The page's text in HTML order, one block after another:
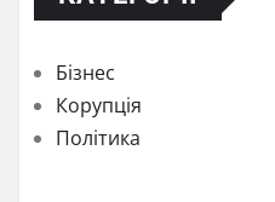
Бізнес
Корупція
Політика